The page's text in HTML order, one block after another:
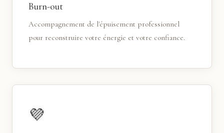
Burn-out
Accompagnement de l'épuisement professionnel
pour reconstruire votre énergie et votre confiance.
💜